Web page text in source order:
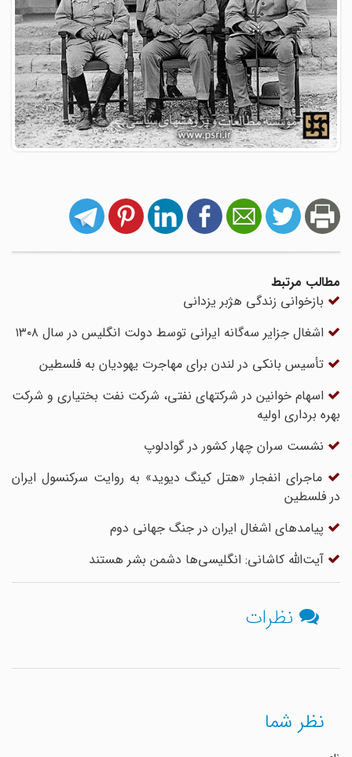
مطالب مرتبط
بازخوانی زندگی هژبر یزدانی
اشغال جزایر سه‌گانه ایرانی توسط دولت انگلیس در سال ۱۳۰۸
تأسیس بانکی در لندن برای مهاجرت یهودیان به فلسطین
اسهام خوانین در شرکت‏هاى نفتى، شرکت نفت بختیارى و شرکت
بهره ‏بردارى اولیه
نشست سران چهار کشور در گوادلوپ
ماجرای انفجار «هتل کینگ دیوید» به روایت سرکنسول ایران
در فلسطین
پیامدهای اشغال ایران در جنگ جهانی دوم
آیت‌الله کاشانی: انگلیسی‌ها دشمن بشر هستند
نظرات
نظر شما